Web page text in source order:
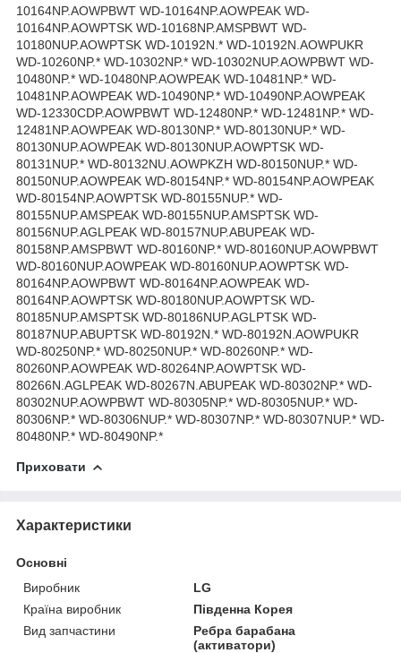
10164NP.AOWPBWT WD-10164NP.AOWPEAK WD-
10164NP.AOWPTSK WD-10168NP.AMSPBWT WD-
10180NUP.AOWPTSK WD-10192N.* WD-10192N.AOWPUKR
WD-10260NP.* WD-10302NP.* WD-10302NUP.AOWPBWT WD-
10480NP.* WD-10480NP.AOWPEAK WD-10481NP.* WD-
10481NP.AOWPEAK WD-10490NP.* WD-10490NP.AOWPEAK
WD-12330CDP.AOWPBWT WD-12480NP.* WD-12481NP.* WD-
12481NP.AOWPEAK WD-80130NP.* WD-80130NUP.* WD-
80130NUP.AOWPEAK WD-80130NUP.AOWPTSK WD-
80131NUP.* WD-80132NU.AOWPKZH WD-80150NUP.* WD-
80150NUP.AOWPEAK WD-80154NP.* WD-80154NP.AOWPEAK
WD-80154NP.AOWPTSK WD-80155NUP.* WD-
80155NUP.AMSPEAK WD-80155NUP.AMSPTSK WD-
80156NUP.AGLPEAK WD-80157NUP.ABUPEAK WD-
80158NP.AMSPBWT WD-80160NP.* WD-80160NUP.AOWPBWT
WD-80160NUP.AOWPEAK WD-80160NUP.AOWPTSK WD-
80164NP.AOWPBWT WD-80164NP.AOWPEAK WD-
80164NP.AOWPTSK WD-80180NUP.AOWPTSK WD-
80185NUP.AMSPTSK WD-80186NUP.AGLPTSK WD-
80187NUP.ABUPTSK WD-80192N.* WD-80192N.AOWPUKR
WD-80250NP.* WD-80250NUP.* WD-80260NP.* WD-
80260NP.AOWPEAK WD-80264NP.AOWPTSK WD-
80266N.AGLPEAK WD-80267N.ABUPEAK WD-80302NP.* WD-
80302NUP.AOWPBWT WD-80305NP.* WD-80305NUP.* WD-
80306NP.* WD-80306NUP.* WD-80307NP.* WD-80307NUP.* WD-
80480NP.* WD-80490NP.*
Приховати
Характеристики
Основні
Виробник
LG
Країна виробник
Південна Корея
Вид запчастини
Ребра барабана
(активатори)